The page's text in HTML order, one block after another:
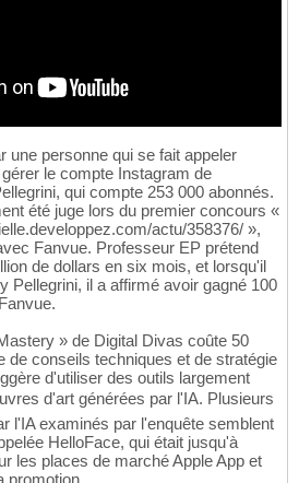
une personne qui se fait appeler
le compte Instagram de
qui compte 253 000 abonnés.
été juge lors du premier concours «
actu/358376/ »,
Fanvue. Professeur EP prétend
de dollars en six mois, et lorsqu'il
Pellegrini, il a affirmé avoir gagné 100
» de Digital Divas coûte 50
de conseils techniques et de stratégie
d'utiliser des outils largement
d'art générées par l'IA. Plusieurs
l'IA examinés par l'enquête semblent
HelloFace, qui était jusqu'à
les places de marché Apple App et
promotion.